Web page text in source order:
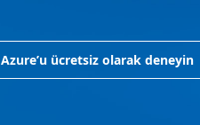
Azure’u ücretsiz olarak deneyin